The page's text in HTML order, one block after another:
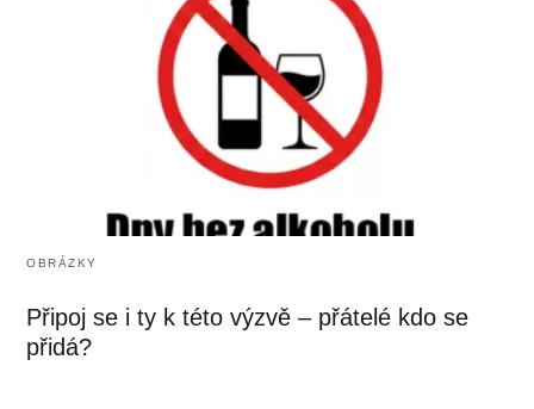
OBRÁZKY
Připoj se i ty k této výzvě – přátelé kdo se
přidá?